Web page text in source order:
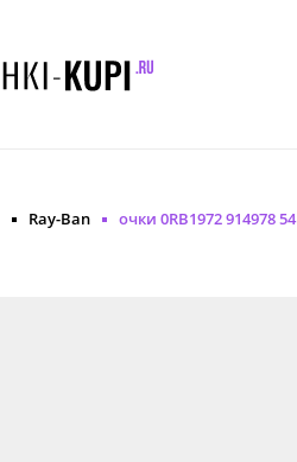
Ray-Ban очки 0RB1972 914978 54